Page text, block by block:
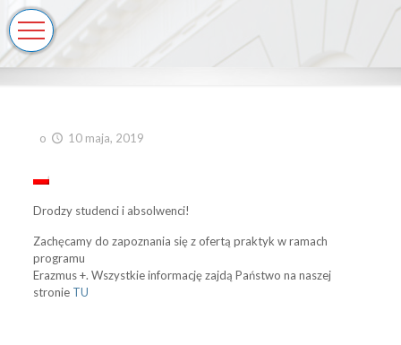
o 10 maja, 2019
Drodzy studenci i absolwenci!
Zachęcamy do zapoznania się z ofertą praktyk w ramach
programu
Erazmus +. Wszystkie informację zajdą Państwo na naszej
stronie TU